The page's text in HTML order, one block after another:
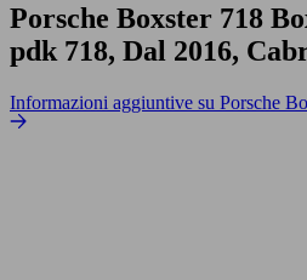
Porsche Boxster 718
pdk 718, Dal 2016,
Informazioni aggiuntive su Porsche